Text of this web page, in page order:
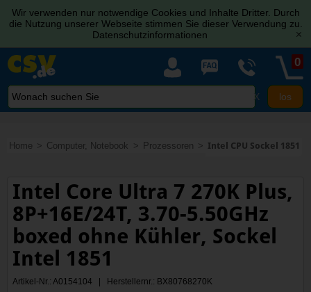
Wir verwenden nur notwendige Cookies und Inhalte Dritter. Durch
die Nutzung unserer Webseite stimmen Sie dieser Verwendung zu.
Datenschutzinformationen
[x]
X
0
Home Computer, Notebook Prozessoren Intel CPU Sockel 1851
Intel Core Ultra 7 270K Plus,
8P+16E/24T, 3.70-5.50GHz
boxed ohne Kühler, Sockel
Intel 1851
Artikel-Nr.: A0154104 | Herstellernr.: BX80768270K